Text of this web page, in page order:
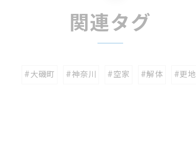
関連タグ
#大磯町 #神奈川 #空家 #解体 #更地